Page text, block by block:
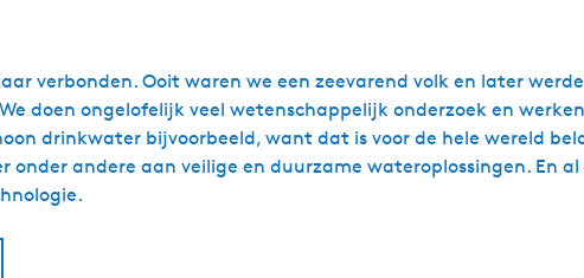
verbonden. Ooit waren we een zeevarend volk en later
doen ongelofelijk veel wetenschappelijk onderzoek en
drinkwater bijvoorbeeld, want dat is voor de hele wereld
onder andere aan veilige en duurzame wateroplossingen. En